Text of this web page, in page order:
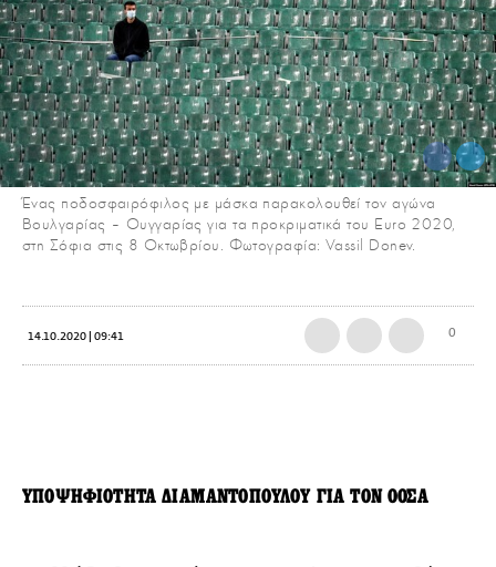
Ένας ποδοσφαιρόφιλος με μάσκα παρακολουθεί τον αγώνα
Βουλγαρίας – Ουγγαρίας για τα προκριματικά του Euro 2020,
στη Σόφια στις 8 Οκτωβρίου. Φωτογραφία: Vassil Donev.
14.10.2020 | 09:41 0
ΥΠΟΨΗΦΙΟΤΗΤΑ ΔΙΑΜΑΝΤΟΠΟΥΛΟΥ ΓΙΑ ΤΟΝ ΟΟΣΑ